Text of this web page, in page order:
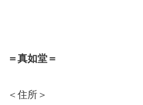
＝真如堂＝
＜住所＞